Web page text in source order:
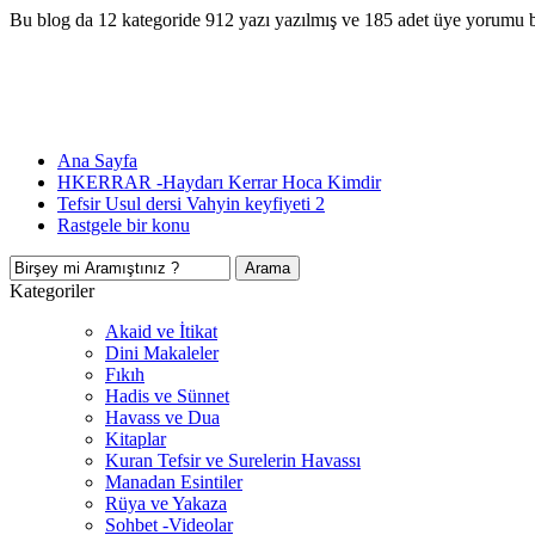
Bu blog da 12 kategoride 912 yazı yazılmış ve 185 adet üye yorumu
Ana Sayfa
HKERRAR -Haydarı Kerrar Hoca Kimdir
Tefsir Usul dersi Vahyin keyfiyeti 2
Rastgele bir konu
Kategoriler
Akaid ve İtikat
Dini Makaleler
Fıkıh
Hadis ve Sünnet
Havass ve Dua
Kitaplar
Kuran Tefsir ve Surelerin Havassı
Manadan Esintiler
Rüya ve Yakaza
Sohbet -Videolar